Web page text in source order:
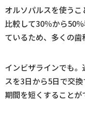
オルソパルスを使う
比較して30％から50
ているため、多くの歯
インビザラインでも
スを3日から5日で交
期間を短くすることが